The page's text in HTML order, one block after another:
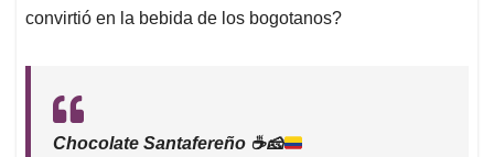
convirtió en la bebida de los bogotanos?
Chocolate Santafereño ☕️🧀